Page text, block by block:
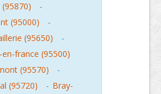
-
(95000)
-
(95650)
-
france (95500)
(95570)
-
(95720)
- Bray-